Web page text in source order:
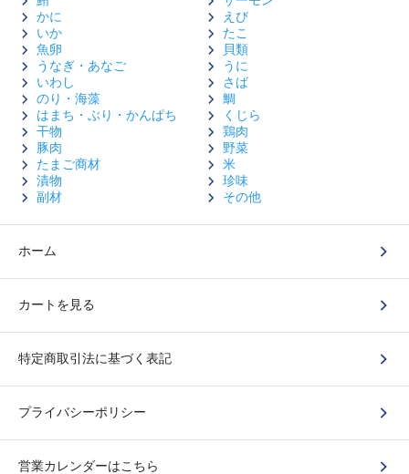
かに
えび
いか
たこ
魚卵
貝類
うなぎ・あなご
うに
いわし
さば
のり・海藻
鯛
はまち・ぶり・かんぱち
くじら
干物
鶏肉
豚肉
野菜
たまご商材
米
漬物
珍味
副材
その他
ホーム
カートを見る
特定商取引法に基づく表記
プライバシーポリシー
営業カレンダーはこちら